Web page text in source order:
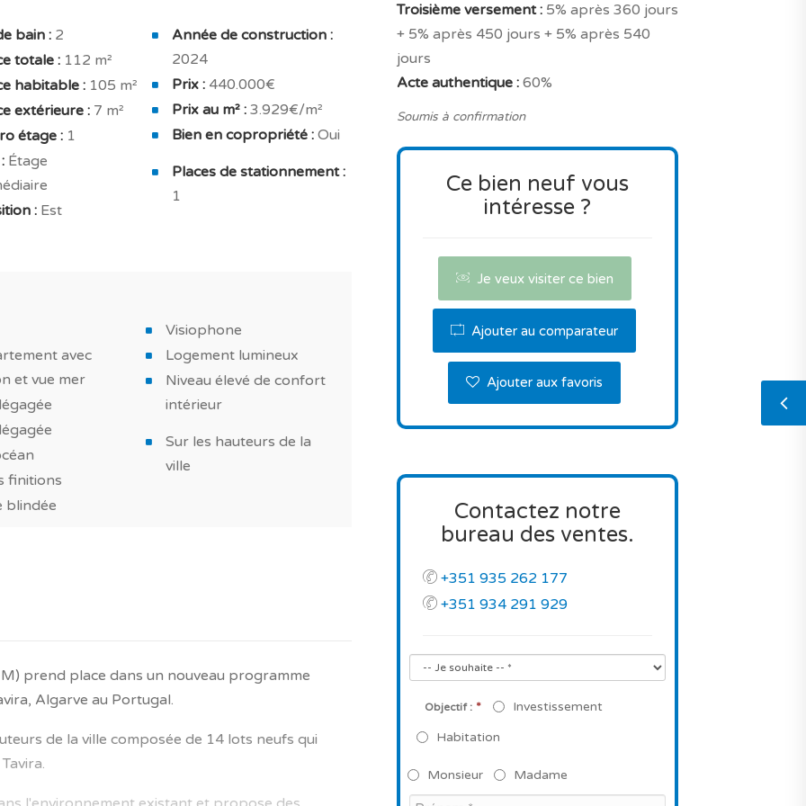
vous pourrez apprécier également la vue dégagée.
de 20.45 m² avec une orientation est avec
chambre avec placard de 9.36 m² avec une
m² avec une orientation est.
confort grâce à ses équipements : chauffage au
double vitrage, isolation thermique
de 7 m², toujours très agréable en toute saison.
avec des belles finitions, construit avec des
de bons moments en famille ou entre amis
principale ou une maison de vacances au
et contactez nos experts en neuf!
pouvez comparer les logements neufs au
bain : 2
totale : 112 m²
habitable : 105 m²
extérieure : 7 m²
étage : 1
Étage
: Est
Année de construction :
2024
Prix : 440.000€
Prix au m² : 3.929€/m²
Bien en copropriété : Oui
Places de stationnement :
1
avec
et vue mer
finitions
blindée
Visiophone
Logement lumineux
Niveau élevé de confort
intérieur
Sur les hauteurs de la
ville
prend place dans un nouveau programme
Algarve au Portugal.
de la ville composée de 14 lots neufs qui
Troisième versement : 5% après 360 jours
+ 5% après 450 jours + 5% après 540
jours
Acte authentique : 60%
Soumis à confirmation
Ce bien neuf vous
intéresse ?
Je veux visiter ce bien
Ajouter au comparateur
Ajouter aux favoris
Contactez notre
bureau des ventes.
+351 935 262 177
+351 934 291 929
Objectif : *
Investissement
Habitation
Monsieur Madame